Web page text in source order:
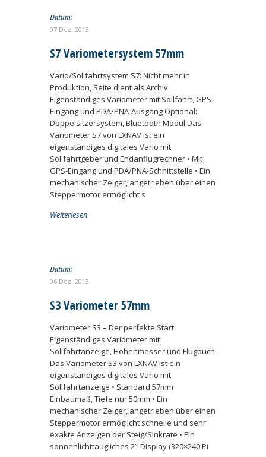
Datum:
07 Dez. 2013
S7 Variometersystem 57mm
Vario/Sollfahrtsystem S7: Nicht mehr in
Produktion, Seite dient als Archiv
Eigenständiges Variometer mit Sollfahrt, GPS-
Eingang und PDA/PNA-Ausgang Optional:
Doppelsitzersystem, Bluetooth Modul Das
Variometer S7 von LXNAV ist ein
eigenständiges digitales Vario mit
Sollfahrtgeber und Endanflugrechner • Mit
GPS-Eingang und PDA/PNA-Schnittstelle • Ein
mechanischer Zeiger, angetrieben über einen
Steppermotor ermöglicht s
Weiterlesen
Datum:
06 Dez. 2013
S3 Variometer 57mm
Variometer S3 – Der perfekte Start
Eigenständiges Variometer mit
Sollfahrtanzeige, Höhenmesser und Flugbuch
Das Variometer S3 von LXNAV ist ein
eigenständiges digitales Vario mit
Sollfahrtanzeige • Standard 57mm
Einbaumaß, Tiefe nur 50mm • Ein
mechanischer Zeiger, angetrieben über einen
Steppermotor ermöglicht schnelle und sehr
exakte Anzeigen der Steig/Sinkrate • Ein
sonnenlichttaugliches 2”-Display (320×240 Pi